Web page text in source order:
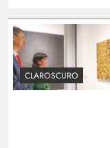
CLAROSCURO